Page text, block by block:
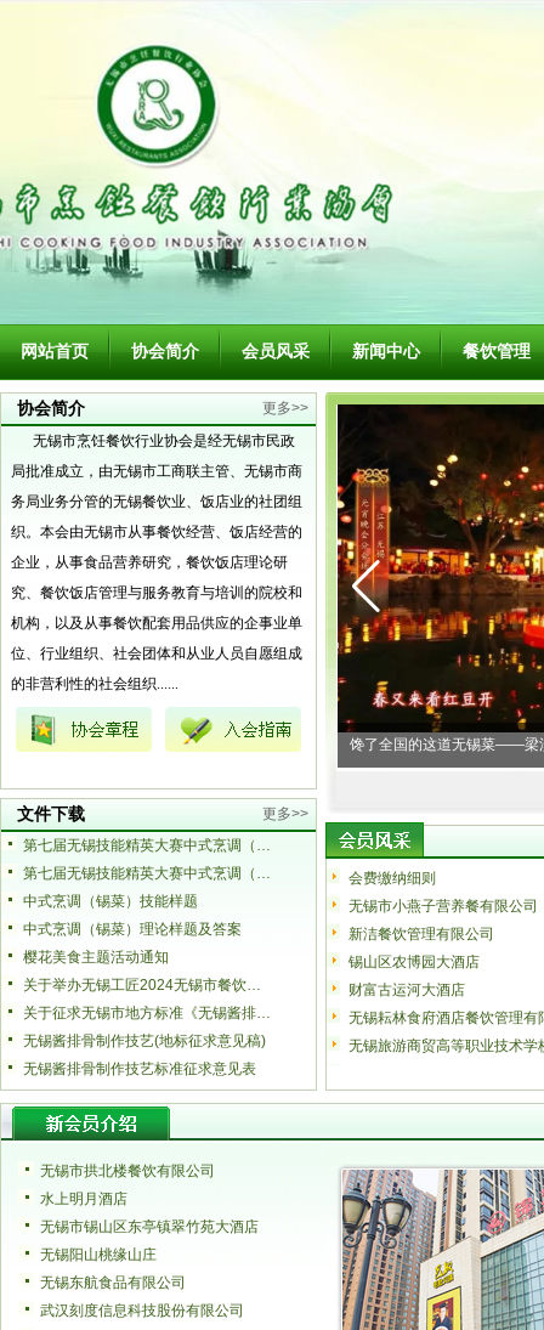
网站首页 协会简介 会员风采 新闻中心 餐饮管理
协会简介
更多>>
无锡市烹饪餐饮行业协会是经无锡市民政
局批准成立，由无锡市工商联主管、无锡市商
务局业务分管的无锡餐饮业、饭店业的社团组
织。本会由无锡市从事餐饮经营、饭店经营的
企业，从事食品营养研究，餐饮饭店理论研
究、餐饮饭店管理与服务教育与培训的院校和
机构，以及从事餐饮配套用品供应的企事业单
位、行业组织、社会团体和从业人员自愿组成
的非营利性的社会组织......
文件下载
更多>>
第七届无锡技能精英大赛中式烹调（锡菜）项目选拔赛报名表
第七届无锡技能精英大赛中式烹调（锡菜）项目技术文件
中式烹调（锡菜）技能样题
中式烹调（锡菜）理论样题及答案
樱花美食主题活动通知
关于举办无锡工匠2024无锡市餐饮职业技能竞赛的通知
关于征求无锡市地方标准《无锡酱排骨制作技艺（征求意见稿）》意见的公告
无锡酱排骨制作技艺(地标征求意见稿)
无锡酱排骨制作技艺标准征求意见表
鳝怎么做？ 第十九届中国美食节第七届
会费缴纳细则
无锡市小燕子营养餐有限公司
新洁餐饮管理有限公司
锡山区农博园大酒店
财富古运河大酒店
无锡耘林食府酒店餐饮管理有
无锡旅游商贸高等职业技术学
无锡市拱北楼餐饮有限公司
水上明月酒店
无锡市锡山区东亭镇翠竹苑大酒店
无锡阳山桃缘山庄
无锡东航食品有限公司
武汉刻度信息科技股份有限公司